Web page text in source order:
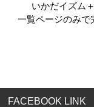
いかだイズム
一覧ページのみで
FACEBOOK LINK